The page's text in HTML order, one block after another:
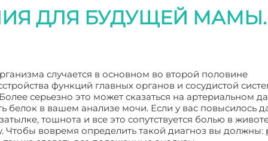
ДЛЯ БУДУЩЕЙ МАМЫ.
случается в основном во второй половине
функций главных органов и сосудистой
серьезно это может сказаться на артериальном
в вашем анализе мочи. Если у вас повысилось
тошнота и все это сопутствуется болью в
вовремя определить такой диагноз вы должны: